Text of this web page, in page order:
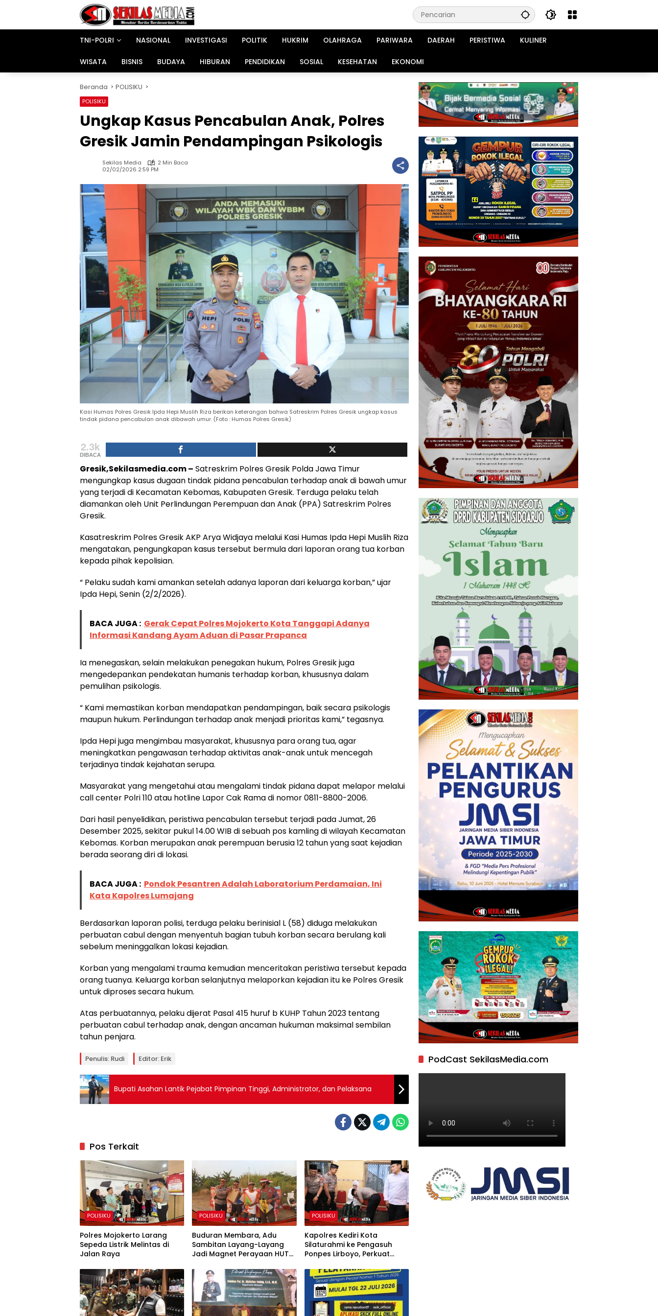
TNI-POLRI
NASIONAL INVESTIGASI POLITIK HUKRIM OLAHRAGA PARIWARA DAERAH PERISTIWA KULINER
WISATA BISNIS BUDAYA HIBURAN PENDIDIKAN SOSIAL KESEHATAN EKONOMI
Beranda POLISIKU
POLISIKU
Ungkap Kasus Pencabulan Anak, Polres
Gresik Jamin Pendampingan Psikologis
Sekilas Media
2 Min Baca
02/02/2026 2:59 PM
Kasi Humas Polres Gresik Ipda Hepi Muslih Riza berikan keterangan bahwa Satreskrim Polres Gresik ungkap kasus
tindak pidana pencabulan anak dibawah umur. (Foto : Humas Polres Gresik)
2.3k
DIBACA
Gresik,Sekilasmedia.com – Satreskrim Polres Gresik Polda Jawa Timur
mengungkap kasus dugaan tindak pidana pencabulan terhadap anak di bawah umur
yang terjadi di Kecamatan Kebomas, Kabupaten Gresik. Terduga pelaku telah
diamankan oleh Unit Perlindungan Perempuan dan Anak (PPA) Satreskrim Polres
Gresik.
Kasatreskrim Polres Gresik AKP Arya Widjaya melalui Kasi Humas Ipda Hepi Muslih Riza
mengatakan, pengungkapan kasus tersebut bermula dari laporan orang tua korban
kepada pihak kepolisian.
“ Pelaku sudah kami amankan setelah adanya laporan dari keluarga korban,” ujar
Ipda Hepi, Senin (2/2/2026).
BACA JUGA : Gerak Cepat Polres Mojokerto Kota Tanggapi Adanya
Informasi Kandang Ayam Aduan di Pasar Prapanca
Ia menegaskan, selain melakukan penegakan hukum, Polres Gresik juga
mengedepankan pendekatan humanis terhadap korban, khususnya dalam
pemulihan psikologis.
“ Kami memastikan korban mendapatkan pendampingan, baik secara psikologis
maupun hukum. Perlindungan terhadap anak menjadi prioritas kami,” tegasnya.
Ipda Hepi juga mengimbau masyarakat, khususnya para orang tua, agar
meningkatkan pengawasan terhadap aktivitas anak-anak untuk mencegah
terjadinya tindak kejahatan serupa.
Masyarakat yang mengetahui atau mengalami tindak pidana dapat melapor melalui
call center Polri 110 atau hotline Lapor Cak Rama di nomor 0811-8800-2006.
Dari hasil penyelidikan, peristiwa pencabulan tersebut terjadi pada Jumat, 26
Desember 2025, sekitar pukul 14.00 WIB di sebuah pos kamling di wilayah Kecamatan
Kebomas. Korban merupakan anak perempuan berusia 12 tahun yang saat kejadian
berada seorang diri di lokasi.
BACA JUGA : Pondok Pesantren Adalah Laboratorium Perdamaian, Ini
Kata Kapolres Lumajang
Berdasarkan laporan polisi, terduga pelaku berinisial L (58) diduga melakukan
perbuatan cabul dengan menyentuh bagian tubuh korban secara berulang kali
sebelum meninggalkan lokasi kejadian.
Korban yang mengalami trauma kemudian menceritakan peristiwa tersebut kepada
orang tuanya. Keluarga korban selanjutnya melaporkan kejadian itu ke Polres Gresik
untuk diproses secara hukum.
Atas perbuatannya, pelaku dijerat Pasal 415 huruf b KUHP Tahun 2023 tentang
perbuatan cabul terhadap anak, dengan ancaman hukuman maksimal sembilan
tahun penjara.
Penulis: Rudi Editor: Erik
Bupati Asahan Lantik Pejabat Pimpinan Tinggi, Administrator, dan Pelaksana
Pos Terkait
POLISIKU
Polres Mojokerto Larang
Sepeda Listrik Melintas di
Jalan Raya
POLISIKU
Buduran Membara, Adu
Sambitan Layang-Layang
Jadi Magnet Perayaan HUT
POLISIKU
Kapolres Kediri Kota
Silaturahmi ke Pengasuh
Ponpes Lirboyo, Perkuat
PodCast SekilasMedia.com